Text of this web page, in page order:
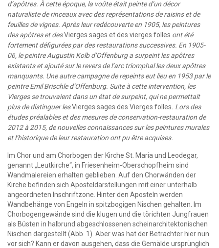
d’apôtres. À cette époque, la voûte était peinte d’un décor
naturaliste de rinceaux avec des représentations de raisins et de
feuilles de vignes. Après leur redécouverte en 1905, les peintures
des apôtres et desVierges sages et des vierges folles ont été
fortement défigurées par des restaurations successives. En 1905-
06, le peintre Augustin Kolb d’Offenburg a surpeint les apôtres
existants et ajouté sur le revers de l’arc triomphal les deux apôtres
manquants. Une autre campagne de repeints eut lieu en 1953 par le
peintre Emil Brischle d’Offenburg. Suite à cette intervention, les
Vierges se trouvaient dans un état de surpeint, qui ne permettait
plus de distinguer lesVierges sages des Vierges folles. Lors des
études préalables et des mesures de conservation-restauration de
2012 à 2015, de nouvelles connaissances sur les peintures murales
et l’historique de leur restauration ont pu être acquises.
Im Chor und am Chorbogen der Kirche St. Maria und Leodegar,
genannt „Leutkirche“, in Friesenheim-Oberschopfheim sind
Wandmalereien erhalten geblieben. Auf den Chorwänden der
Kirche befinden sich Aposteldarstellungen mit einer unterhalb
angeordneten Inschriftzone. Hinter den Aposteln werden
Wandbehänge von Engeln in spitzbogigen Nischen gehalten. Im
Chorbogengewände sind die klugen und die törichten Jungfrauen
als Büsten in halbrund abgeschlossenen scheinarchitektonischen
Nischen dargestellt (Abb. 1). Aber was hat der Betrachter hier nun
vor sich? Kann er davon ausgehen, dass die Gemälde ursprünglich